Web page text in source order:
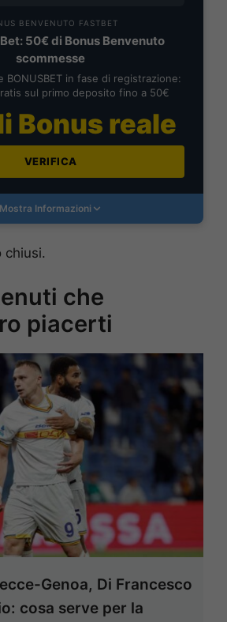
BENVENUTO FASTBET
50€ di Bonus Benvenuto
scommesse
BONUSBET in fase di registrazione:
sul primo deposito fino a 50€
Bonus reale
VERIFICA
Mostra Informazioni
chiusi.
che
piacerti
Genoa, Di Francesco
cosa serve per la